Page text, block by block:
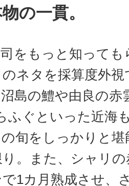
の一貫。
司をもっと知って
ネタを採算度外
沼島の鱧や由良の赤
ふぐといった近海
旬をしっかりと
。また、シャリ
1カ月熟成させ、